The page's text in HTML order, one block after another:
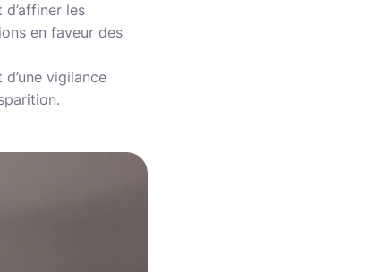
les
en faveur des
vigilance